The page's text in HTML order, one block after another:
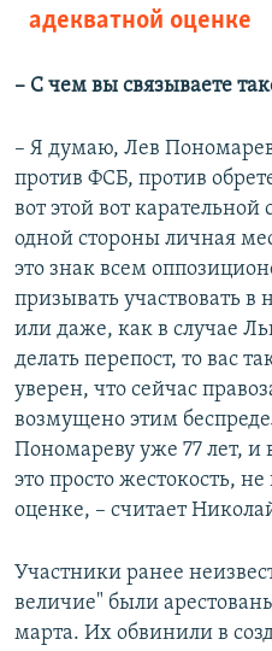
адекватной оценке
– С чем вы связываете
– Я думаю, Лев
против ФСБ, против
вот этой вот карательной
одной стороны личная
это знак всем
призывать участвовать в
или даже, как в случае
делать перепост, то вас
уверен, что сейчас
возмущено этим
Пономареву уже 77 лет, и
это просто жестокость,
оценке, – считает
Участники ранее
величие" были
марта. Их обвинили в